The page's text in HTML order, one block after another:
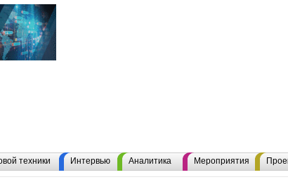
техники Интервью Аналитика Мероприятия